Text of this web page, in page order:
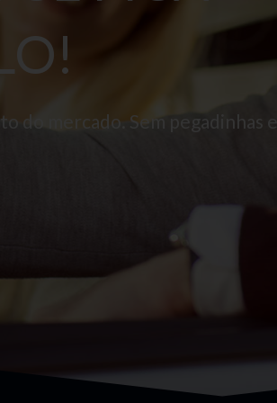
do mercado. Sem pegadinhas e